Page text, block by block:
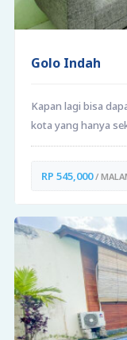
Golo Indah
Kapan lagi bisa
kota yang hanya
RP 545,000/